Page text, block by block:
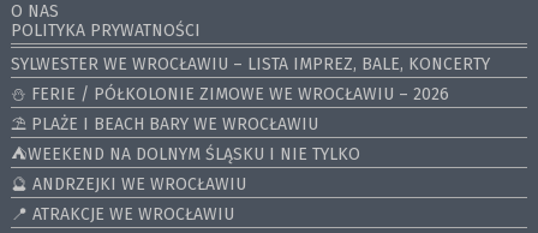
O NAS
POLITYKA PRYWATNOŚCI
SYLWESTER WE WROCŁAWIU – LISTA IMPREZ, BALE, KONCERTY
⛄️ FERIE / PÓŁKOLONIE ZIMOWE WE WROCŁAWIU – 2026
⛱️ PLAŻE I BEACH BARY WE WROCŁAWIU
⛺️WEEKEND NA DOLNYM ŚLĄSKU I NIE TYLKO
🔮 ANDRZEJKI WE WROCŁAWIU
📍 ATRAKCJE WE WROCŁAWIU